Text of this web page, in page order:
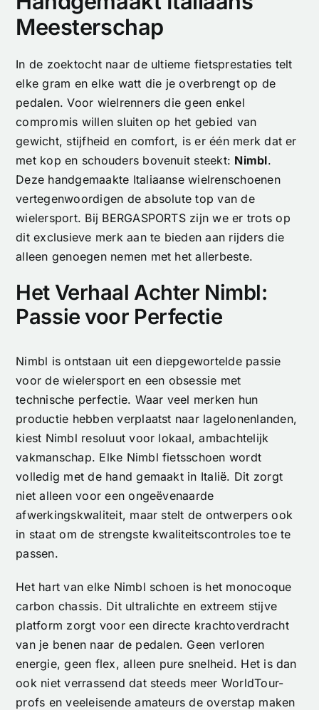
Meesterschap
In de zoektocht naar de ultieme fietsprestaties telt
elke gram en elke watt die je overbrengt op de
pedalen. Voor wielrenners die geen enkel
compromis willen sluiten op het gebied van
gewicht, stijfheid en comfort, is er één merk dat er
met kop en schouders bovenuit steekt: Nimbl.
Deze handgemaakte Italiaanse wielrenschoenen
vertegenwoordigen de absolute top van de
wielersport. Bij BERGASPORTS zijn we er trots op
dit exclusieve merk aan te bieden aan rijders die
alleen genoegen nemen met het allerbeste.
Het Verhaal Achter Nimbl:
Passie voor Perfectie
Nimbl is ontstaan uit een diepgewortelde passie
voor de wielersport en een obsessie met
technische perfectie. Waar veel merken hun
productie hebben verplaatst naar lagelonenlanden,
kiest Nimbl resoluut voor lokaal, ambachtelijk
vakmanschap. Elke Nimbl fietsschoen wordt
volledig met de hand gemaakt in Italië. Dit zorgt
niet alleen voor een ongeëvenaarde
afwerkingskwaliteit, maar stelt de ontwerpers ook
in staat om de strengste kwaliteitscontroles toe te
passen.
Het hart van elke Nimbl schoen is het monocoque
carbon chassis. Dit ultralichte en extreem stijve
platform zorgt voor een directe krachtoverdracht
van je benen naar de pedalen. Geen verloren
energie, geen flex, alleen pure snelheid. Het is dan
ook niet verrassend dat steeds meer WorldTour-
profs en veeleisende amateurs de overstap maken